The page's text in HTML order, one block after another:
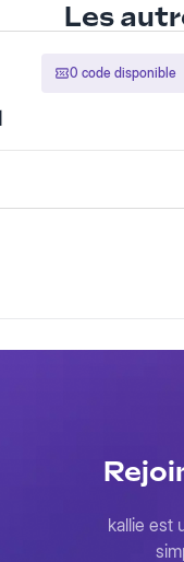
Les
0 code disponible
kallie est